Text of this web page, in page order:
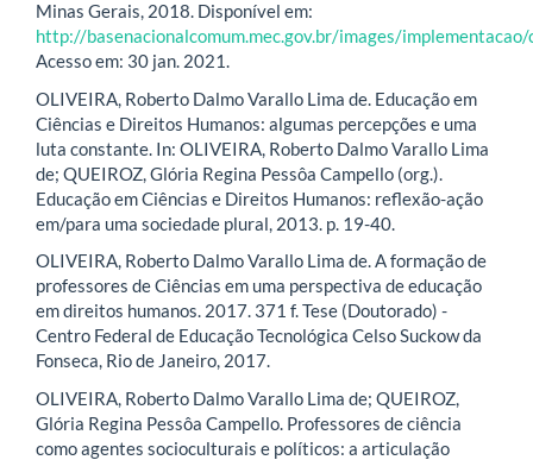
Minas Gerais, 2018. Disponível em:
http://basenacionalcomum.mec.gov.br/images/
Acesso em: 30 jan. 2021.
OLIVEIRA, Roberto Dalmo Varallo Lima de. Educação em
Ciências e Direitos Humanos: algumas percepções e uma
luta constante. In: OLIVEIRA, Roberto Dalmo Varallo Lima
de; QUEIROZ, Glória Regina Pessôa Campello (org.).
Educação em Ciências e Direitos Humanos: reflexão-ação
em/para uma sociedade plural, 2013. p. 19-40.
OLIVEIRA, Roberto Dalmo Varallo Lima de. A formação de
professores de Ciências em uma perspectiva de educação
em direitos humanos. 2017. 371 f. Tese (Doutorado) -
Centro Federal de Educação Tecnológica Celso Suckow da
Fonseca, Rio de Janeiro, 2017.
OLIVEIRA, Roberto Dalmo Varallo Lima de; QUEIROZ,
Glória Regina Pessôa Campello. Professores de ciência
como agentes socioculturais e políticos: a articulação